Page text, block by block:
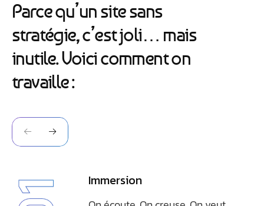
Parcequ’unsitesans
stratégie,c’estjoli… mais
inutile.Voicicommenton
travaille:
Immersion